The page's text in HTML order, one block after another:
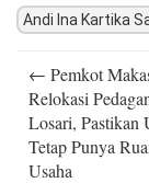
Andi Ina Kartika
navigation
← Pemkot
Relokasi
Losari,
Tetap Punya
Usaha